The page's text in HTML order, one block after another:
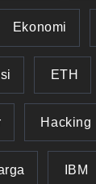
Ekonomi
ETH
Hacking
IBM